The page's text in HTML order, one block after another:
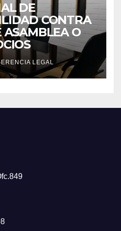
DE
CONTRA
ASAMBLEA O
LEGAL